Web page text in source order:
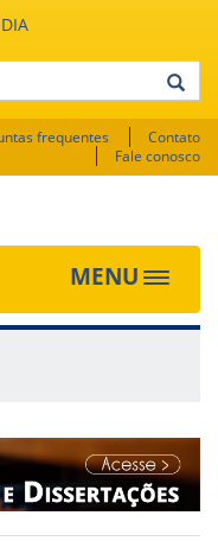
frequentes
Contato
Fale conosco
MENU
Toggle